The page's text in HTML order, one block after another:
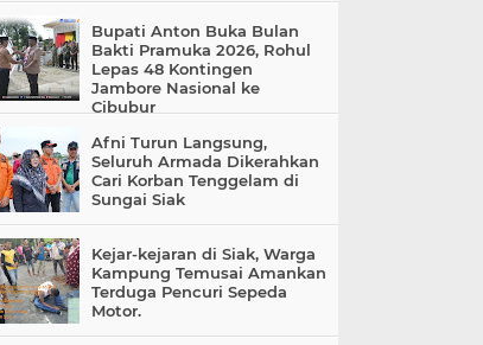
Bupati Anton Buka Bulan
Bakti Pramuka 2026, Rohul
Lepas 48 Kontingen
Jambore Nasional ke
Cibubur
Afni Turun Langsung,
Seluruh Armada Dikerahkan
Cari Korban Tenggelam di
Sungai Siak
Kejar-kejaran di Siak, Warga
Kampung Temusai Amankan
Terduga Pencuri Sepeda
Motor.